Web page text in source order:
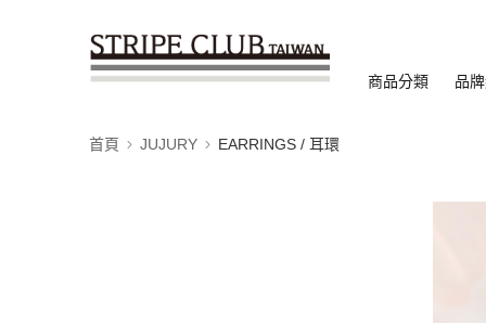
商品分類 品
首頁 JUJURY EARRINGS / 耳環